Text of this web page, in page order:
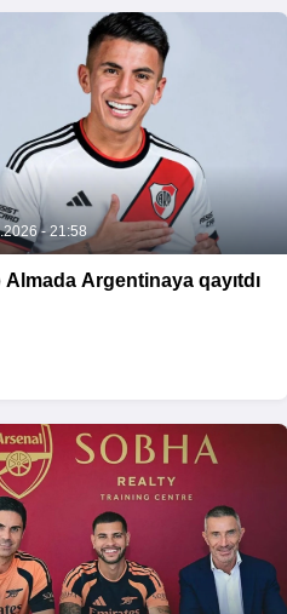
- 21:58
Almada Argentinaya qayıtdı